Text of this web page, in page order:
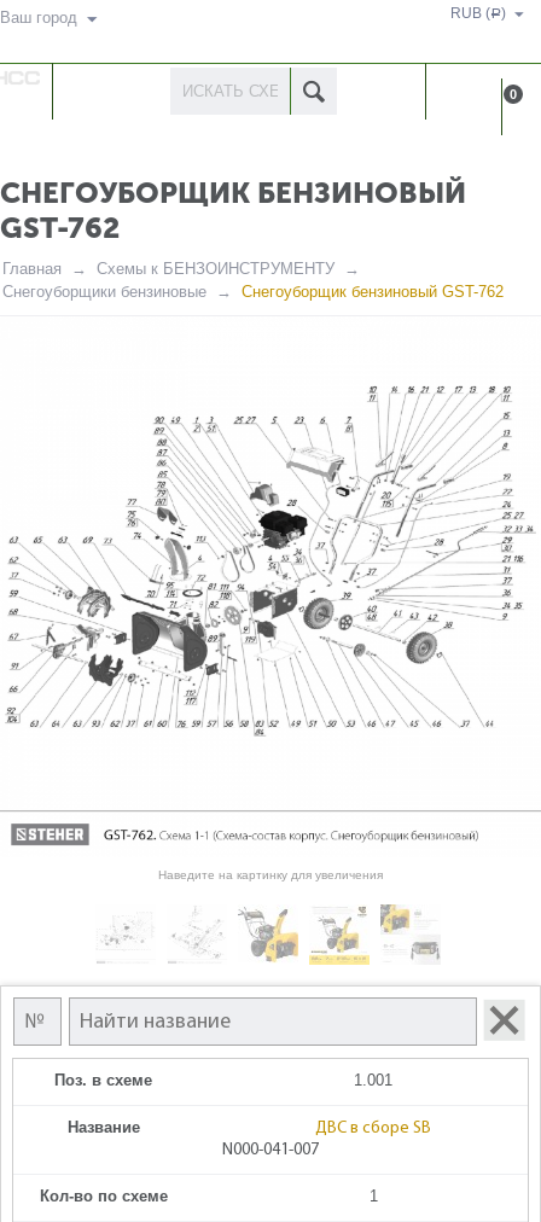
Ваш город RUB (Р)
0
СНЕГОУБОРЩИК БЕНЗИНОВЫЙ
GST-762
Главная
Схемы к БЕНЗОИНСТРУМЕНТУ
Снегоуборщики бензиновые
Снегоуборщик бензиновый GST-762
Наведите на картинку для увеличения
Поз. в схеме 1.001
Название
ДВС в сборе SB
N000-041-007
Кол-во по схеме 1